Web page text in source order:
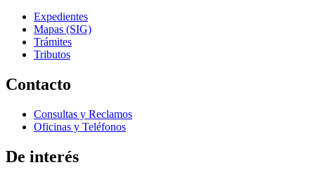
Expedientes
Mapas (SIG)
Trámites
Tributos
Contacto
Consultas y Reclamos
Oficinas y Teléfonos
De interés